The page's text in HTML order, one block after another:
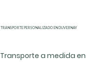
TRANSPORTE PERSONALIZADO EN DUVERNAY
Transporte a medida en